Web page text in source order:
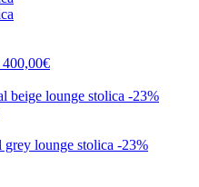
400,00€
-23%
-23%